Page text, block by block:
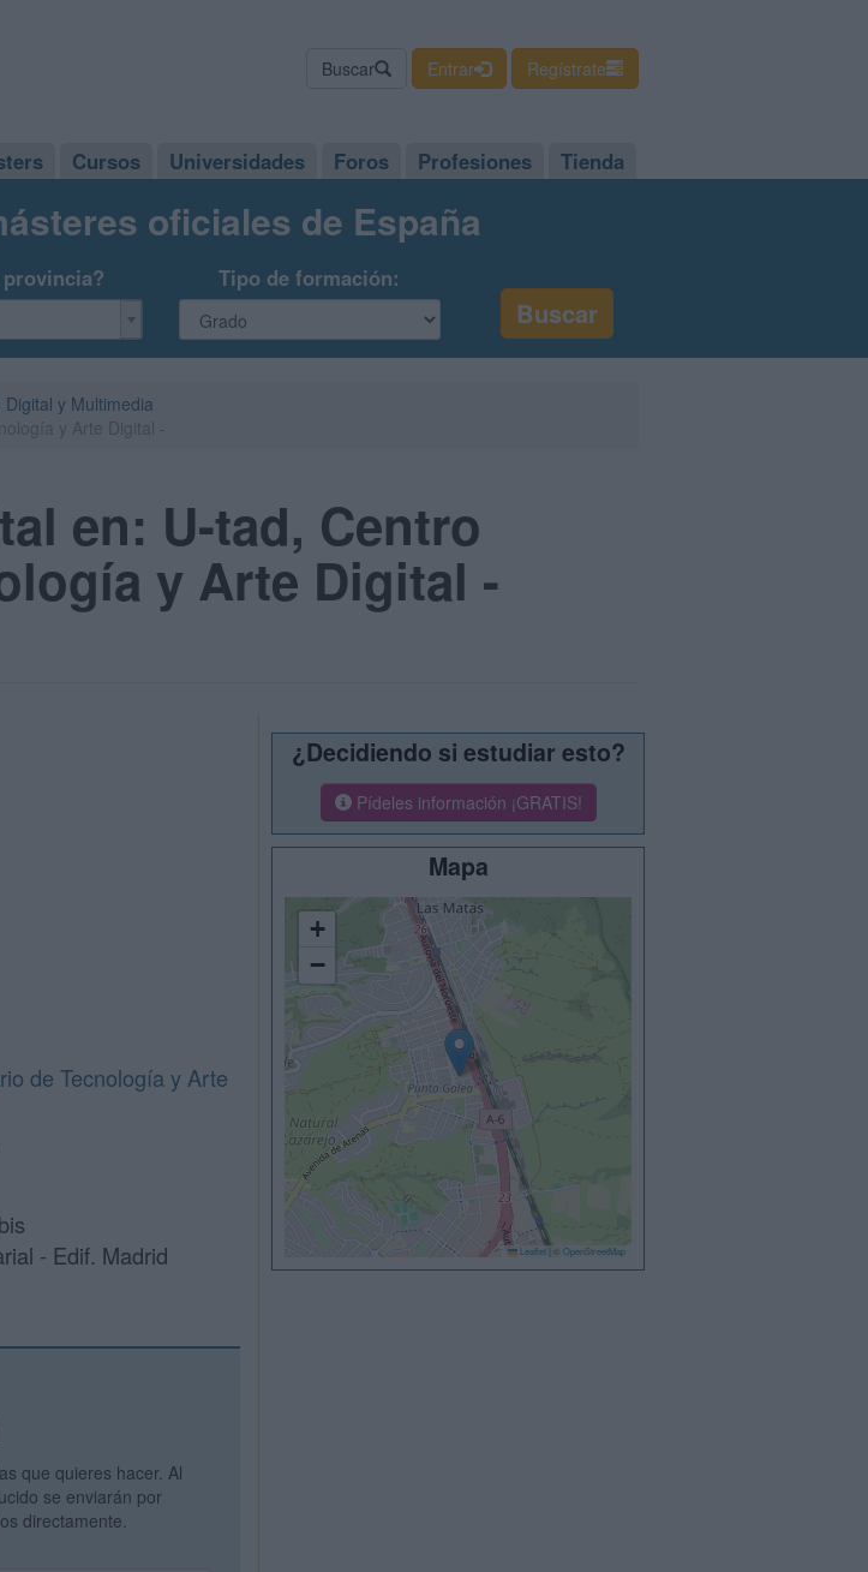
Buscar Entrar Regístrate
Cursos Universidades Foros Profesiones Tienda
oficiales de España
Tipo de formación:
Digital y Multimedia
en: U-tad, Centro
y Arte Digital -
de Tecnología y Arte
- Edif. Madrid
que quieres hacer. Al
se enviarán por
directamente.
¿Decidiendo si estudiar esto?
Pídeles información ¡GRATIS!
Mapa
+
−
Leaflet © OpenStreetMap